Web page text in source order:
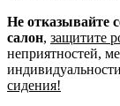
Не отказывайте
салон, защитите
неприятностей,
сидения!